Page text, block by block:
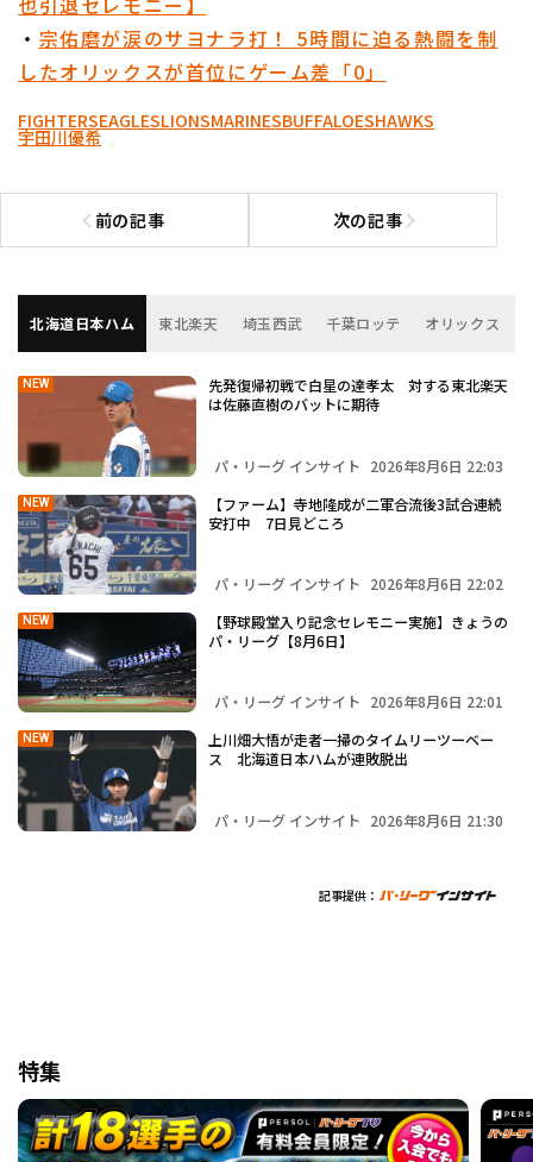
・ 宗佑磨が涙のサヨナラ打！ 5時間に迫る熱闘を制
したオリックスが首位にゲーム差「0」
FIGHTERSEAGLESLIONSMARINESBUFFALOESHAWKS
宇田川優希
前の記事
前の記事へ 次の記事次の記事へ
北海道日本ハム 東北楽天 埼玉西武 千葉ロッテ オリックス
NEW
先発復帰初戦で白星の達孝太 対する東北楽天
は佐藤直樹のバットに期待
パ・リーグ インサイト 2026年8月6日 22:03
NEW
【ファーム】寺地隆成が二軍合流後3試合連続
安打中 7日見どころ
パ・リーグ インサイト 2026年8月6日 22:02
NEW
【野球殿堂入り記念セレモニー実施】きょうの
パ・リーグ【8月6日】
パ・リーグ インサイト 2026年8月6日 22:01
NEW
上川畑大悟が走者一掃のタイムリーツーベー
ス 北海道日本ハムが連敗脱出
パ・リーグ インサイト 2026年8月6日 21:30
記事提供：
特集